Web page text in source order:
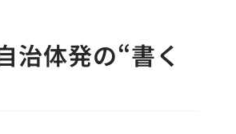
治体発の“書く